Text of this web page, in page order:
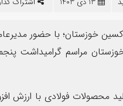
خوزستان؛ با حضور
مراسم گرامیداشت
محصولات فولادی با ارزش
۱۳